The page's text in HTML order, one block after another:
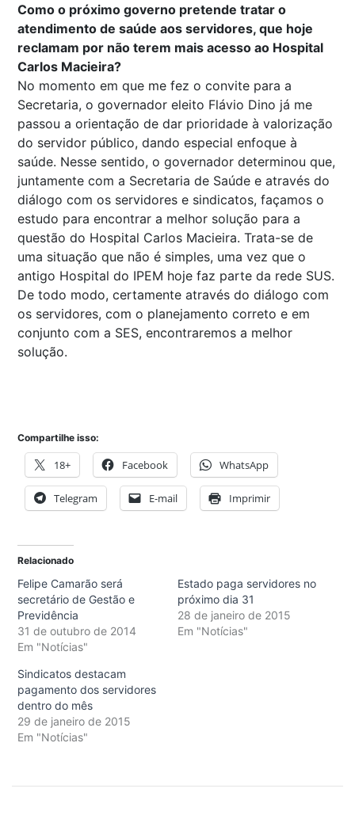
Como o próximo governo pretende tratar o
atendimento de saúde aos servidores, que hoje
reclamam por não terem mais acesso ao Hospital
Carlos Macieira?
No momento em que me fez o convite para a
Secretaria, o governador eleito Flávio Dino já me
passou a orientação de dar prioridade à valorização
do servidor público, dando especial enfoque à
saúde. Nesse sentido, o governador determinou que,
juntamente com a Secretaria de Saúde e através do
diálogo com os servidores e sindicatos, façamos o
estudo para encontrar a melhor solução para a
questão do Hospital Carlos Macieira. Trata-se de
uma situação que não é simples, uma vez que o
antigo Hospital do IPEM hoje faz parte da rede SUS.
De todo modo, certamente através do diálogo com
os servidores, com o planejamento correto e em
conjunto com a SES, encontraremos a melhor
solução.
Compartilhe isso:
18+ Facebook WhatsApp
Telegram E-mail Imprimir
Relacionado
Felipe Camarão será
secretário de Gestão e
Previdência
31 de outubro de 2014
Em "Notícias"
Estado paga servidores no
próximo dia 31
28 de janeiro de 2015
Em "Notícias"
Sindicatos destacam
pagamento dos servidores
dentro do mês
29 de janeiro de 2015
Em "Notícias"